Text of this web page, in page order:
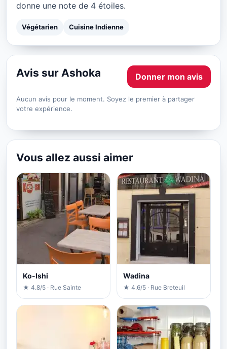
donne une note de 4 étoiles.
Végétarien Cuisine Indienne
Avis sur Ashoka Donner mon avis
Aucun avis pour le moment. Soyez le premier à partager
votre expérience.
Vous allez aussi aimer
Ko-Ishi
★ 4.8/5 · Rue Sainte
Wadina
★ 4.6/5 · Rue Breteuil